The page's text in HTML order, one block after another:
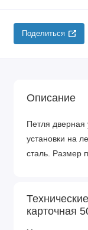
Поделиться
Описание
Петля дверная
установки на
сталь. Размер
карточная